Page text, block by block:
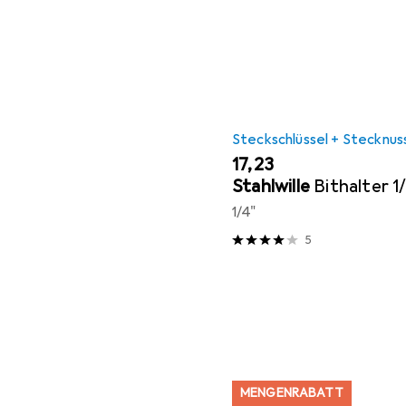
Steckschlüssel +
EUR
17,23
Stahlwille Bithalter
1/4"
5
MENGENRABATT